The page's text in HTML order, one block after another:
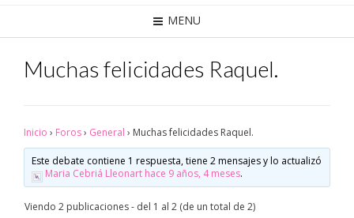
MENU
Muchas felicidades Raquel.
Inicio › Foros› General › Muchas felicidades Raquel.
Este debate contiene 1 respuesta, tiene 2 mensajes y lo actualizó
Maria Cebriá Lleonart hace 9 años, 4 meses.
Viendo 2 publicaciones - del 1 al 2 (de un total de 2)